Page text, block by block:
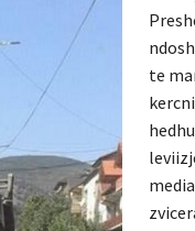
te